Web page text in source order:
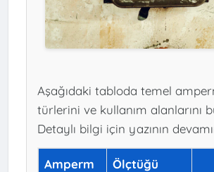
Aşağıdaki tabloda temel
türlerini ve kullanım alanlarını
Detaylı bilgi için yazının
Amperm
Ölçtüğü